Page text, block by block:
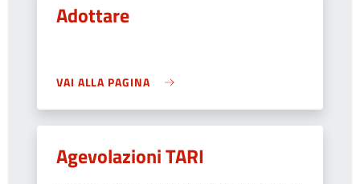
Adottare
VAI ALLA PAGINA
Agevolazioni TARI